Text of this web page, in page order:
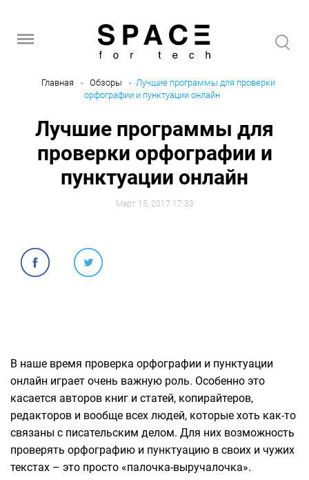
Главная Обзоры
Лучшие программы для проверки
орфографии и пунктуации онлайн
Лучшие программы для
проверки орфографии и
пунктуации онлайн
Март 15, 2017 17:33
В наше время проверка орфографии и пунктуации
онлайн играет очень важную роль. Особенно это
касается авторов книг и статей, копирайтеров,
редакторов и вообще всех людей, которые хоть как-то
связаны с писательским делом. Для них возможность
проверять орфографию и пунктуацию в своих и чужих
текстах – это просто «палочка-выручалочка».